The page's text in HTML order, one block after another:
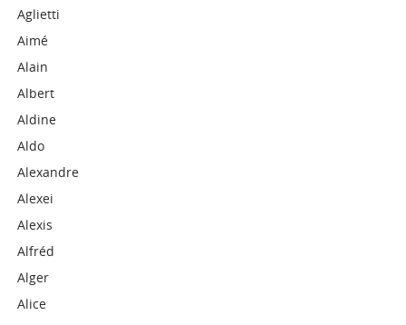
Aglietti
Aimé
Alain
Albert
Aldine
Aldo
Alexandre
Alexei
Alexis
Alfréd
Alger
Alice